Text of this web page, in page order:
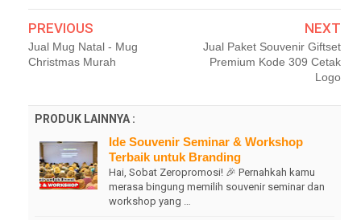
PREVIOUS
Jual Mug Natal - Mug
Christmas Murah
NEXT
Jual Paket Souvenir Giftset
Premium Kode 309 Cetak
Logo
PRODUK LAINNYA :
Ide Souvenir Seminar & Workshop
Terbaik untuk Branding
Hai, Sobat Zeropromosi! 🎉 Pernahkah kamu
merasa bingung memilih souvenir seminar dan
workshop yang …